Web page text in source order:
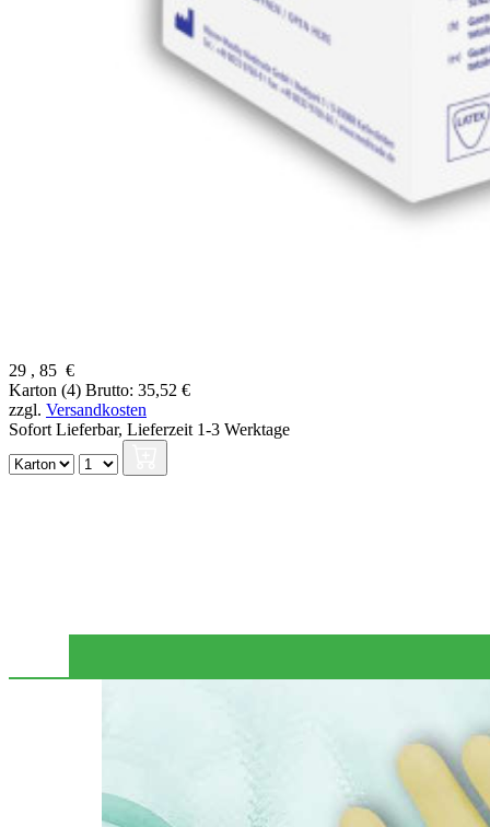
29 , 85 €
Karton (4) Brutto: 35,52 €
zzgl. Versandkosten
Sofort Lieferbar, Lieferzeit 1-3 Werktage